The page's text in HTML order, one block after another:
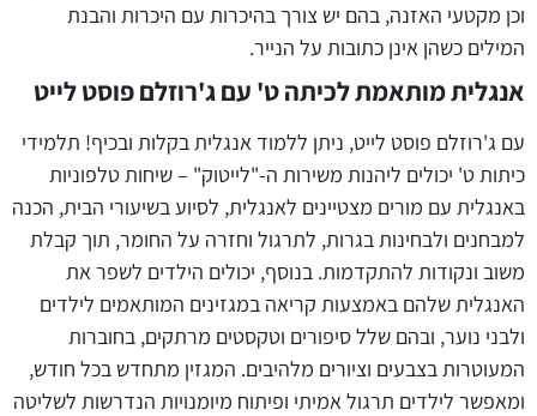
וכן מקטעי האזנה, בהם יש צורך בהיכרות עם היכרות והבנת
המילים כשהן אינן כתובות על הנייר.
אנגלית מותאמת לכיתה ט' עם ג'רוזלם פוסט לייט
עם ג'רוזלם פוסט לייט, ניתן ללמוד אנגלית בקלות ובכיף! תלמידי
כיתות ט' יכולים ליהנות משירות ה-"לייטוק" – שיחות טלפוניות
באנגלית עם מורים מצטיינים לאנגלית, לסיוע בשיעורי הבית, הכנה
למבחנים ולבחינות בגרות, לתרגול וחזרה על החומר, תוך קבלת
משוב ונקודות להתקדמות. בנוסף, יכולים הילדים לשפר את
האנגלית שלהם באמצעות קריאה במגזינים המותאמים לילדים
ולבני נוער, ובהם שלל סיפורים וטקסטים מרתקים, בחוברות
המעוטרות בצבעים וציורים מלהיבים. המגזין מתחדש בכל חודש,
ומאפשר לילדים תרגול אמיתי ופיתוח מיומנויות הנדרשות לשליטה